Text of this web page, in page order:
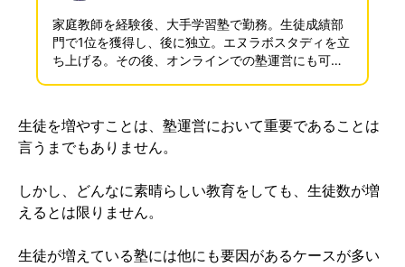
家庭教師を経験後、大手学習塾で勤務。生徒成績部
門で1位を獲得し、後に独立。エヌラボスタディを立
ち上げる。その後、オンラインでの塾運営にも可能
生徒を増やすことは、塾運営において重要であることは
言うまでもありません。
しかし、どんなに素晴らしい教育をしても、生徒数が増
えるとは限りません。
生徒が増えている塾には他にも要因があるケースが多い